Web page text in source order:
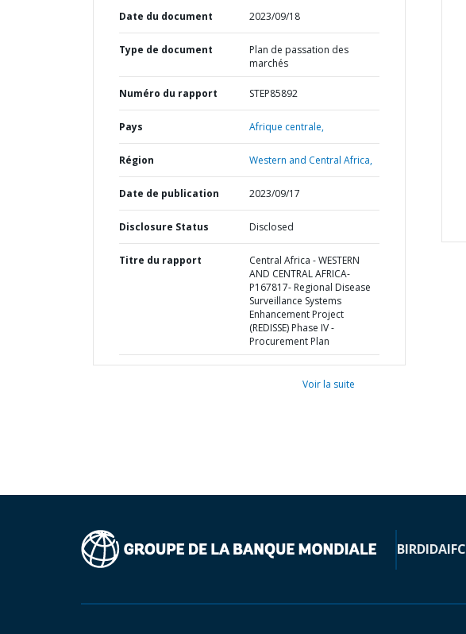
Date du document 2023/09/18
Type de document
Plan de passation des
marchés
Numéro du rapport STEP85892
Pays Afrique centrale,
Région Western and Central Africa,
Date de publication 2023/09/17
Disclosure Status Disclosed
Titre du rapport
Central Africa - WESTERN
AND CENTRAL AFRICA-
P167817- Regional Disease
Surveillance Systems
Enhancement Project
(REDISSE) Phase IV -
Procurement Plan
Voir la suite
BIRDIDAIFC